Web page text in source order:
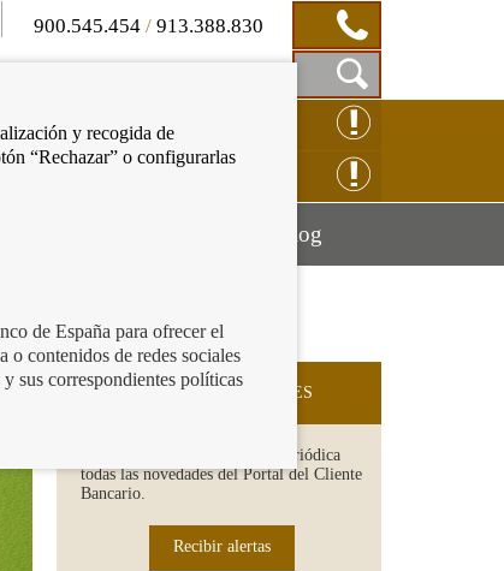
900.545.454 /913.388.830
Mostrar
Caja
de
Búsqueda
ONLINE
BlogMostrar
SUSCRIPCIÓN A NOVEDADES
Recibe en tu email de forma periódica
todas las novedades del Portal del Cliente
Bancario.
Recibir alertas
y recogida de
“Rechazar” o configurarlas
de España para ofrecer el
contenidos de redes sociales
sus correspondientes políticas